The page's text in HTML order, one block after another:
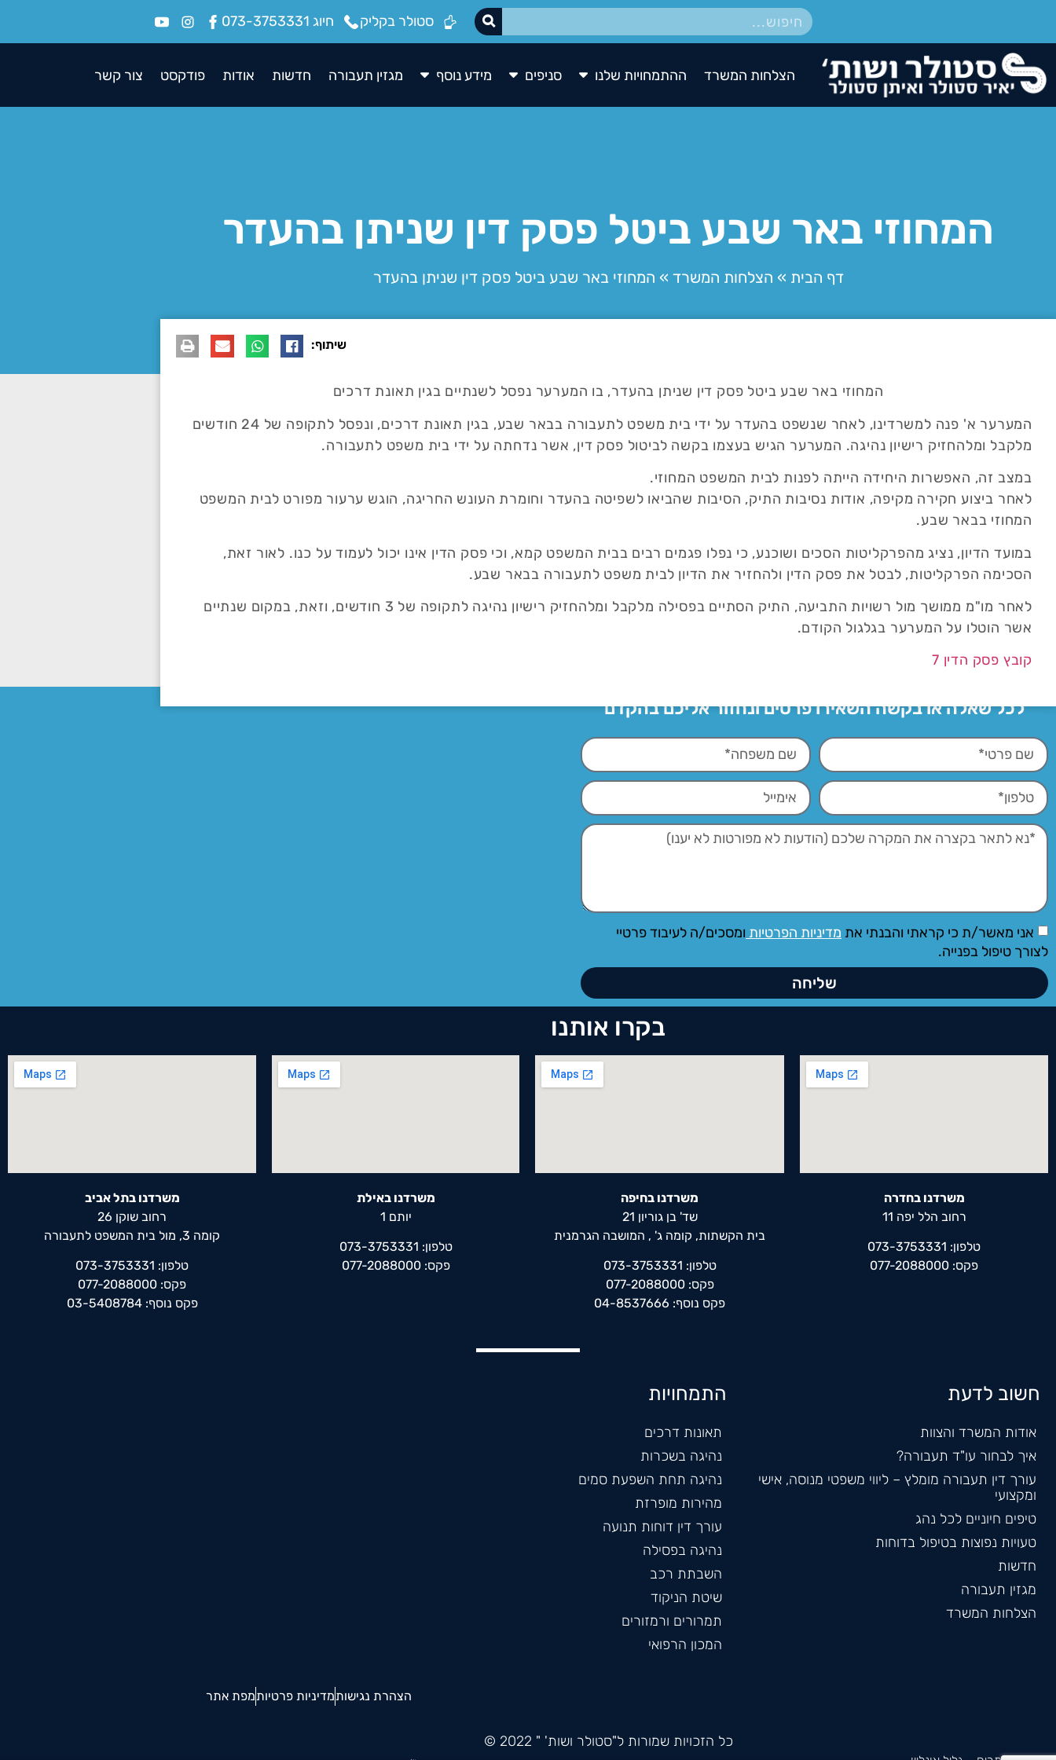
סטולר בקליק חיוג 073-3753331
הצלחות המשרד ההתמחויות שלנו סניפים מידע נוסף מגזין תעבורה חדשות אודות פודקסט צור קשר
המחוזי באר שבע ביטל פסק דין שניתן בהעדר
דף הבית » הצלחות המשרד » המחוזי באר שבע ביטל פסק דין שניתן בהעדר
שיתוף:
המחוזי באר שבע ביטל פסק דין שניתן בהעדר, בו המערער נפסל לשנתיים בגין תאונת דרכים
המערער א' פנה למשרדינו, לאחר שנשפט בהעדר על ידי בית משפט לתעבורה בבאר שבע, בגין תאונת דרכים, ונפסל לתקופה של 24 חודשים
מלקבל ומלהחזיק רישיון נהיגה. המערער הגיש בעצמו בקשה לביטול פסק דין, אשר נדחתה על ידי בית משפט לתעבורה.
במצב זה, האפשרות היחידה הייתה לפנות לבית המשפט המחוזי.
לאחר ביצוע חקירה מקיפה, אודות נסיבות התיק, הסיבות שהביאו לשפיטה בהעדר וחומרת העונש החריגה, הוגש ערעור מפורט לבית המשפט
המחוזי בבאר שבע.
במועד הדיון, נציג מהפרקליטות הסכים ושוכנע, כי נפלו פגמים רבים בבית המשפט קמא, וכי פסק הדין אינו יכול לעמוד על כנו. לאור זאת,
הסכימה הפרקליטות, לבטל את פסק הדין ולהחזיר את הדיון לבית משפט לתעבורה בבאר שבע.
לאחר מו"מ ממושך מול רשויות התביעה, התיק הסתיים בפסילה מלקבל ומלהחזיק רישיון נהיגה לתקופה של 3 חודשים, וזאת, במקום שנתיים
אשר הוטלו על המערער בגלגול הקודם.
קובץ פסק הדין 7
לכל שאלה או בקשה השאירו פרטים ונחזור אליכם בהקדם
אני מאשר/ת כי קראתי והבנתי את מדיניות הפרטיות ומסכים/ה לעיבוד פרטיי
לצורך טיפול בפנייה.
שליחה
בקרו אותנו
משרדנו בחדרה
רחוב הלל יפה 11
טלפון: 073-3753331
פקס: 077-2088000
משרדנו בחיפה
שד' בן גוריון 21
בית הקשתות, קומה ג' , המושבה הגרמנית
טלפון: 073-3753331
פקס: 077-2088000
פקס נוסף: 04-8537666
משרדנו באילת
יותם 1
טלפון: 073-3753331
פקס: 077-2088000
משרדנו בתל אביב
רחוב שוקן 26
קומה 3, מול בית המשפט לתעבורה
טלפון: 073-3753331
פקס: 077-2088000
פקס נוסף: 03-5408784
חשוב לדעת
אודות המשרד והצוות
איך לבחור עו"ד תעבורה?
עורך דין תעבורה מומלץ – ליווי משפטי מנוסה, אישי
ומקצועי
טיפים חיוניים לכל נהג
טעויות נפוצות בטיפול בדוחות
חדשות
מגזין תעבורה
הצלחות המשרד
התמחויות
תאונות דרכים
נהיגה בשכרות
נהיגה תחת השפעת סמים
מהירות מופרזת
עורך דין דוחות תנועה
נהיגה בפסילה
השבתת רכב
שיטת הניקוד
תמרורים ורמזורים
המכון הרפואי
הצהרת נגישותמדיניות פרטיותמפת אתר
כל הזכויות שמורות ל"סטולר ושות' " 2022 ©